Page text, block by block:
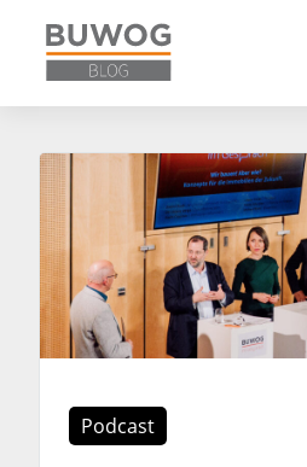
Podcast